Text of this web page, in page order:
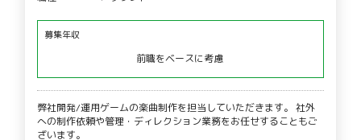
募集年収
前職をベースに考慮
弊社開発/運用ゲームの楽曲制作を担当していただきます。 社外
への制作依頼や管理・ディレクション業務をお任せすることもご
ざいます。